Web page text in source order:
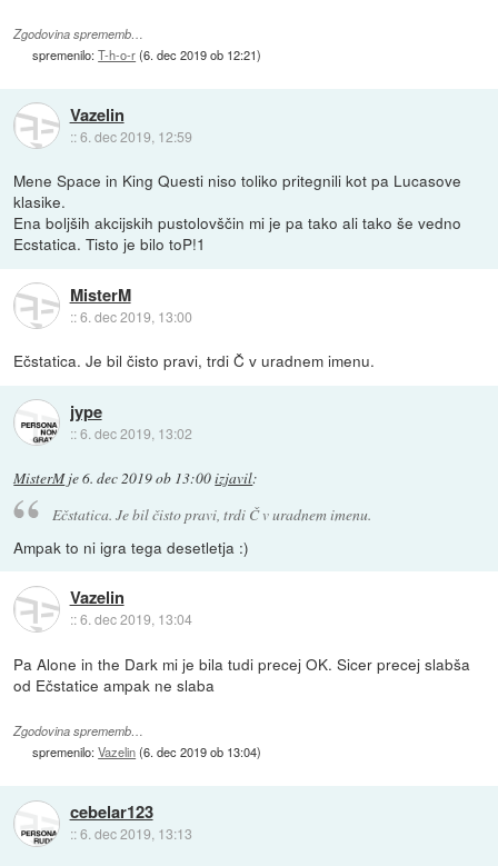
Zgodovina sprememb…
spremenilo:T-h-o-r(6. dec 2019 ob 12:21)
Vazelin
::6. dec 2019, 12:59
Mene Space in King Questi niso toliko pritegnili kot pa Lucasove
klasike.
Ena boljših akcijskih pustolovščin mi je pa tako ali tako še vedno
Ecstatica. Tisto je bilo toP!1
MisterM
::6. dec 2019, 13:00
Ečstatica. Je bil čisto pravi, trdi Č v uradnem imenu.
jype
::6. dec 2019, 13:02
MisterMje6. dec 2019 ob 13:00izjavil:
Ečstatica. Je bil čisto pravi, trdi Č v uradnem imenu.
Ampak to ni igra tega desetletja :)
Vazelin
::6. dec 2019, 13:04
Pa Alone in the Dark mi je bila tudi precej OK. Sicer precej slabša
od Ečstatice ampak ne slaba
Zgodovina sprememb…
spremenilo:Vazelin(6. dec 2019 ob 13:04)
cebelar123
::6. dec 2019, 13:13